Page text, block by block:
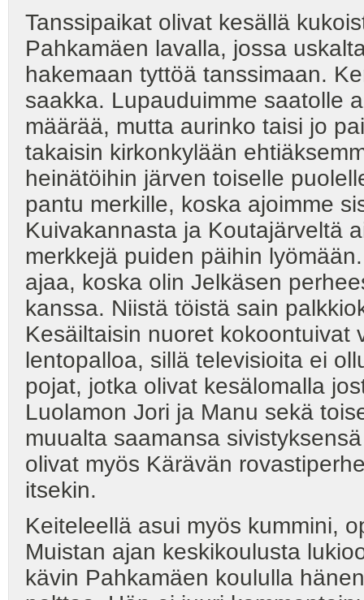
Tanssipaikat olivat kesällä
Pahkamäen lavalla, jossa
hakemaan tyttöä tanssimaan.
saakka. Lupauduimme saatolle
määrää, mutta aurinko taisi jo
takaisin kirkonkylään
heinätöihin järven toiselle
pantu merkille, koska ajoimme
Kuivakannasta ja Koutajärveltä
merkkejä puiden päihin
ajaa, koska olin Jelkäsen
kanssa. Niistä töistä sain
Kesäiltaisin nuoret kokoontuivat
lentopalloa, sillä televisioita ei
pojat, jotka olivat kesälomalla
Luolamon Jori ja Manu sekä
muualta saamansa
olivat myös Kärävän
itsekin.
Keiteleellä asui myös kummini,
Muistan ajan keskikoulusta
kävin Pahkamäen koululla